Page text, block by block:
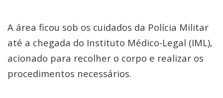
A área ficou sob os cuidados da Polícia Militar
até a chegada do Instituto Médico-Legal (IML),
acionado para recolher o corpo e realizar os
procedimentos necessários.